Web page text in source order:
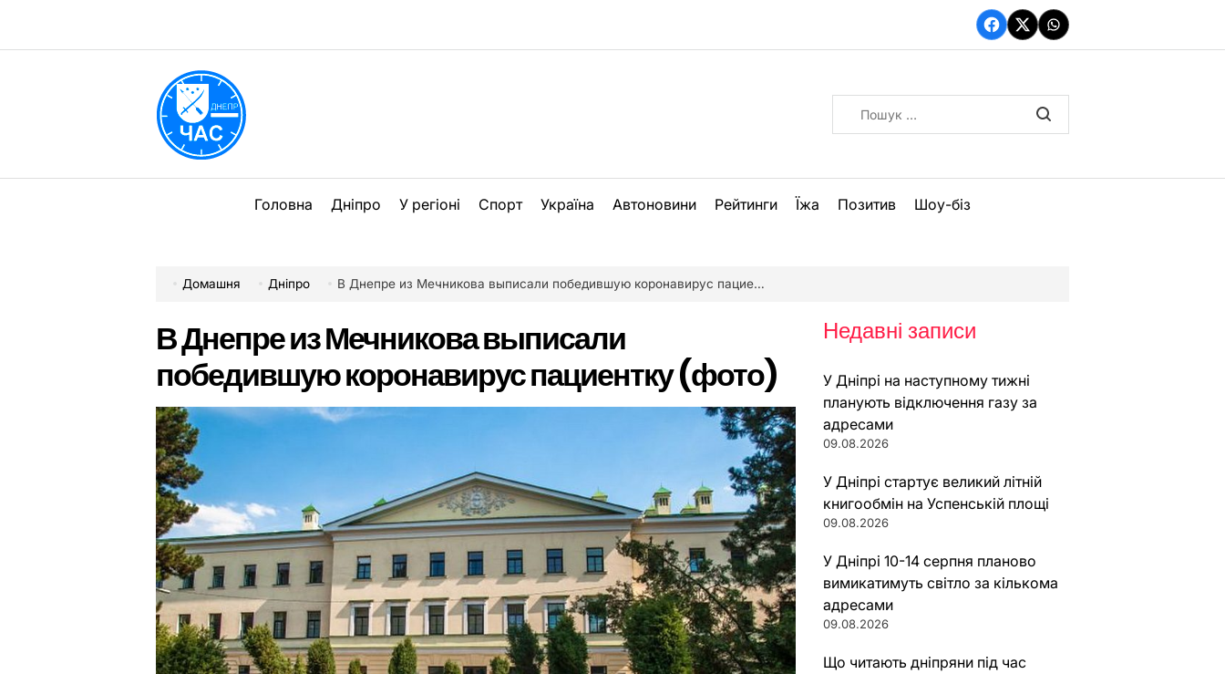
вмісту
Facebook
TwitterWhatsApp
Головна Дніпро У регіоні Спорт Україна Автоновини Рейтинги Їжа Позитив Шоу-біз
Домашня Дніпро В Днепре из Мечникова выписали победившую коронавирус пациентку (фото)
В Днепре из Мечникова выписали
победившую коронавирус пациентку (фото)
Недавні записи
У Дніпрі на наступному тижні
планують відключення газу за
адресами
09.08.2026
У Дніпрі стартує великий літній
книгообмін на Успенській площі
09.08.2026
У Дніпрі 10-14 серпня планово
вимикатимуть світло за кількома
адресами
09.08.2026
Що читають дніпряни під час